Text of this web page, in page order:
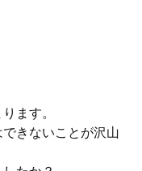
ます。
きないことが沢山